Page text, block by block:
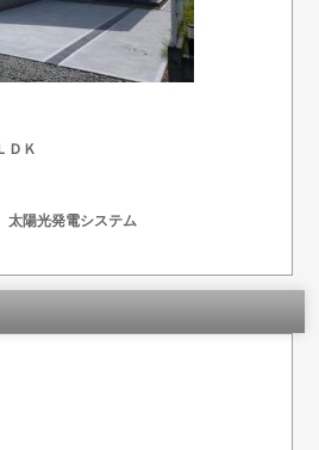
ＤＫ
陽光発電システム